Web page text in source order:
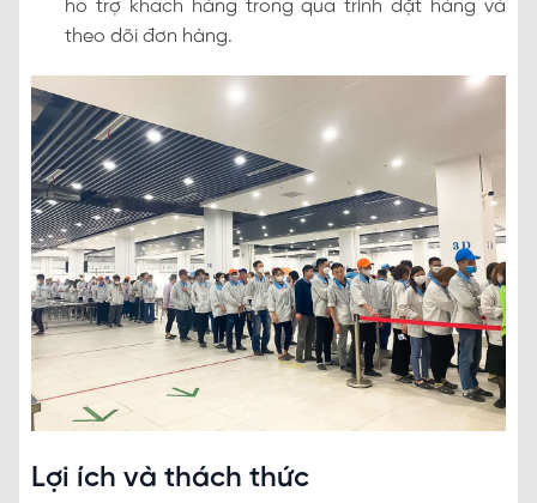
hỗ trợ khách hàng trong quá trình đặt hàng và
theo dõi đơn hàng.
Lợi ích và thách thức